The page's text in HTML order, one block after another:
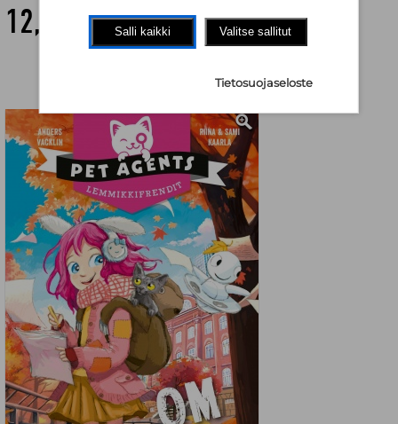
12,00 € Salli kaikki Valitse sallitut
Tietosuojaseloste